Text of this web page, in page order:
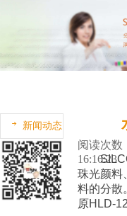
新闻动态
阅读次数
16:16:23
珠光颜料
料的分散
原HLD-